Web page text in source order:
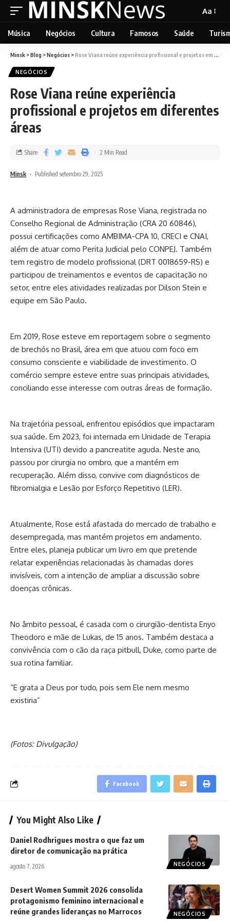
Aa
Música Negócios Cultura Famosos Saúde
Minsk >Blog >Negócios >Rose Viana reúne experiência profissional e projetos em diferentes áreas
NEGÓCIOS
Rose Viana reúne experiência
profissional e projetos em diferentes
áreas
Minsk Published setembro 29, 2025
Share 2 Min Read
A administradora de empresas Rose Viana, registrada no
Conselho Regional de Administração (CRA 20 60846),
possui certificações como AMBIMA-CPA 10, CRECI e CNAI,
além de atuar como Perita Judicial pelo CONPEJ. Também
tem registro de modelo profissional (DRT 0018659-RS) e
participou de treinamentos e eventos de capacitação no
setor, entre eles atividades realizadas por Dilson Stein e
equipe em São Paulo.
Em 2019, Rose esteve em reportagem sobre o segmento
de brechós no Brasil, área em que atuou com foco em
consumo consciente e viabilidade de investimento. O
comércio sempre esteve entre suas principais atividades,
conciliando esse interesse com outras áreas de formação.
Na trajetória pessoal, enfrentou episódios que impactaram
sua saúde. Em 2023, foi internada em Unidade de Terapia
Intensiva (UTI) devido a pancreatite aguda. Neste ano,
passou por cirurgia no ombro, que a mantém em
recuperação. Além disso, convive com diagnósticos de
fibromialgia e Lesão por Esforço Repetitivo (LER).
Atualmente, Rose está afastada do mercado de trabalho e
desempregada, mas mantém projetos em andamento.
Entre eles, planeja publicar um livro em que pretende
relatar experiências relacionadas às chamadas dores
invisíveis, com a intenção de ampliar a discussão sobre
doenças crônicas.
No âmbito pessoal, é casada com o cirurgião-dentista Enyo
Theodoro e mãe de Lukas, de 15 anos. Também destaca a
convivência com o cão da raça pitbull, Duke, como parte de
sua rotina familiar.
“E grata a Deus por tudo, pois sem Ele nem mesmo
existiria”
(Fotos: Divulgação)
Facebook
You Might Also Like
NEGÓCIOS
Daniel Rodhrigues mostra o que faz um
diretor de comunicação na prática
agosto 7, 2026
NEGÓCIOS
Desert Women Summit 2026 consolida
protagonismo feminino internacional e
reúne grandes lideranças no Marrocos